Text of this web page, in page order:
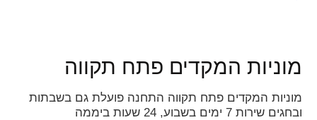
מוניות המקדים פתח תקווה
מוניות המקדים פתח תקווה התחנה פועלת גם בשבתות
ובחגים שירות 7 ימים בשבוע, 24 שעות ביממה